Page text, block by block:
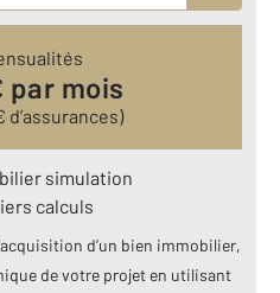
par mois
d’assurances)
simulation
calculs
d’un bien immobilier,
de votre projet en utilisant